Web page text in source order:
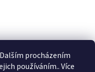
procházením
používáním.. Více